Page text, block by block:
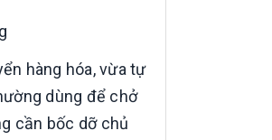
hàng hóa, vừa tự
dùng để chở
cần bốc dỡ chủ